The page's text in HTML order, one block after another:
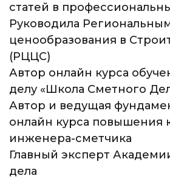
статей в
Руководила
ценообразования в
(РЦЦС)
Автор онлайн курса
делу «Школа Сметного
Автор и ведущая
онлайн курса повышения
инженера-сметчика
Главный эксперт
дела